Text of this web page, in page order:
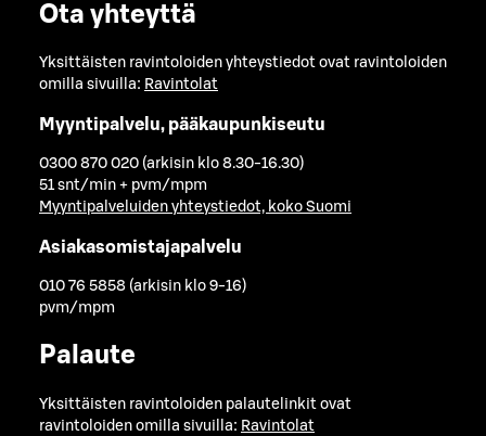
Ota yhteyttä
Yksittäisten ravintoloiden yhteystiedot ovat ravintoloiden
omilla sivuilla: Ravintolat
Myyntipalvelu, pääkaupunkiseutu
0300 870 020 (arkisin klo 8.30-16.30)
51 snt/min + pvm/mpm
Myyntipalveluiden yhteystiedot, koko Suomi
Asiakasomistajapalvelu
010 76 5858 (arkisin klo 9-16)
pvm/mpm
Palaute
Yksittäisten ravintoloiden palautelinkit ovat
ravintoloiden omilla sivuilla: Ravintolat